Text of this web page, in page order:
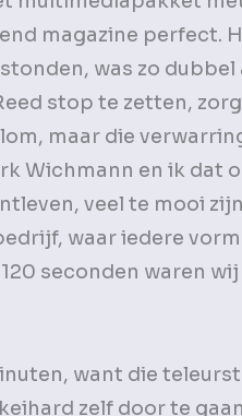
magazine perfect.
was zo dubbel
stop te zetten,
maar die
Wichmann en ik dat
veel te mooi
waar iedere
seconden waren
want die
zelf door te